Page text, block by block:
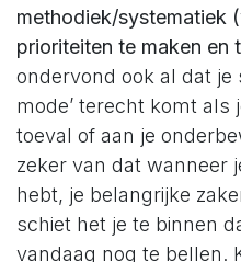
methodiek/systematiek
prioriteiten te maken en
ondervond ook al dat je
mode’ terecht komt als
toeval of aan je
zeker van dat wanneer
hebt, je belangrijke
schiet het je te binnen
vandaag nog te bellen.